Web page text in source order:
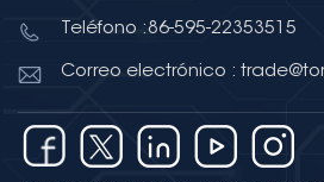
Teléfono :86-595-22353515
Correo electrónico :